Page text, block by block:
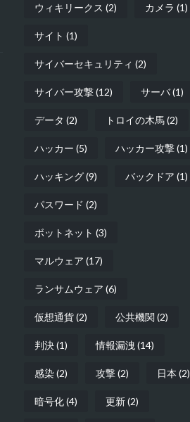
ウィキリークス (2) カメラ (1)
サイト (1)
サイバーセキュリティ (2)
サイバー攻撃(12) サーバ(1)
データ (2) トロイの木馬(2)
ハッカー (5) ハッカー攻撃(1)
ハッキング(9) バックドア (1)
パスワード (2)
ボットネット (3)
マルウェア (17)
ランサムウェア (6)
仮想通貨(2) 公共機関 (2)
判決(1) 情報漏洩 (14)
感染 (2) 攻撃(2) 日本 (2)
暗号化(4) 更新(2)